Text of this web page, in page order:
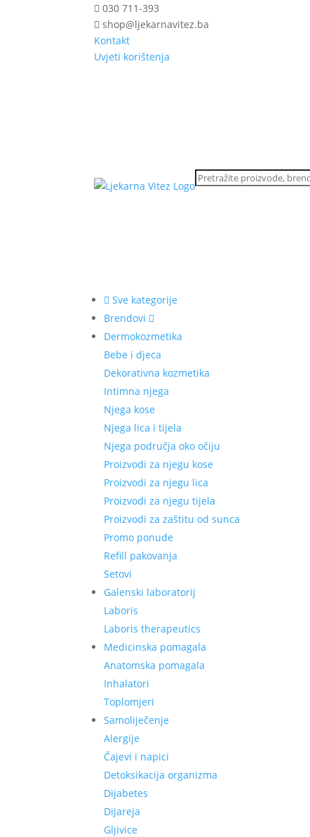
030 711-393
shop@ljekarnavitez.ba
Kontakt
Uvjeti korištenja
Sve kategorije
Brendovi
Dermokozmetika
Bebe i djeca
Dekorativna kozmetika
Intimna njega
Njega kose
Njega lica i tijela
Njega područja oko očiju
Proizvodi za njegu kose
Proizvodi za njegu lica
Proizvodi za njegu tijela
Proizvodi za zaštitu od sunca
Promo ponude
Refill pakovanja
Setovi
Galenski laboratorij
Laboris
Laboris therapeutics
Medicinska pomagala
Anatomska pomagala
Inhalatori
Toplomjeri
Samoliječenje
Alergije
Čajevi i napici
Detoksikacija organizma
Dijabetes
Dijareja
Gljivice